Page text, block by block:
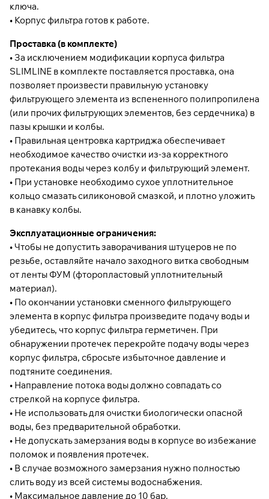
ключа.
• Корпус фильтра готов к работе.
Проставка (в комплекте)
• За исключением модификации корпуса фильтра
SLIMLINЕ в комплекте поставляется проставка, она
позволяет произвести правильную установку
фильтрующего элемента из вспененного полипропилена
(или прочих фильтрующих элементов, без сердечника) в
пазы крышки и колбы.
• Правильная центровка картриджа обеспечивает
необходимое качество очистки из-за корректного
протекания воды через колбу и фильтрующий элемент.
• При установке необходимо сухое уплотнительное
кольцо смазать силиконовой смазкой, и плотно уложить
в канавку колбы.
Эксплуатационные ограничения:
• Чтобы не допустить заворачивания штуцеров не по
резьбе, оставляйте начало заходного витка свободным
от ленты ФУМ (фторопластовый уплотнительный
материал).
• По окончании установки сменного фильтрующего
элемента в корпус фильтра произведите подачу воды и
убедитесь, что корпус фильтра герметичен. При
обнаружении протечек перекройте подачу воды через
корпус фильтра, сбросьте избыточное давление и
подтяните соединения.
• Направление потока воды должно совпадать со
стрелкой на корпусе фильтра.
• Не использовать для очистки биологически опасной
воды, без предварительной обработки.
• Не допускать замерзания воды в корпусе во избежание
поломок и появления протечек.
• В случае возможного замерзания нужно полностью
слить воду из всей системы водоснабжения.
• Максимальное давление до 10 бар.